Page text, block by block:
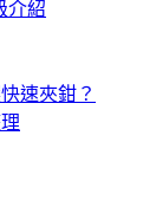
介紹
速夾鉗？